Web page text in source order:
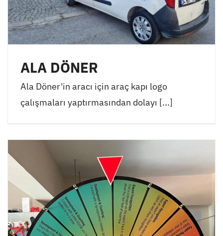
ALA DÖNER
Ala Döner'in aracı için araç kapı logo
çalışmaları yaptırmasından dolayı [...]